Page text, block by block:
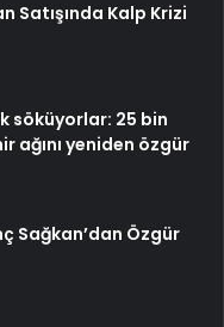
Satışında Kalp Krizi
söküyorlar: 25 bin
ağını yeniden özgür
Sağkan’dan Özgür